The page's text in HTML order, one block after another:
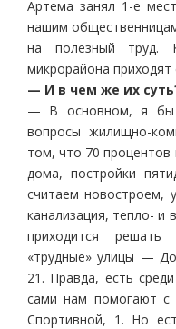
Артема занял 1-е
нашим
на полезный
микрорайона
— И в чем же их
— В основном, я бы
вопросы жилищно-
том, что 70
дома, постройки
считаем новостроем,
канализация, тепло- и
приходится
«трудные» улицы —
21. Правда, есть
сами нам помогают с
Спортивной, 1. Но